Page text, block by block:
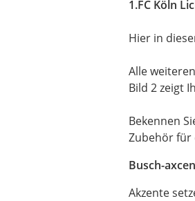
1.FC Köln
Hier in
Alle
Bild 2 zeigt
Bekennen
Zubehör für
Busch-
Akzente